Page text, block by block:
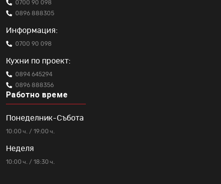
0700 90 098
0896 888305
Информация:
0700 90 098
Кухни по проект:
0894 645294
0896 888356
Работно време
Понеделник-Събота
10:00 ч. / 19:00 ч.
Неделя
10:00 ч. / 18:30 ч.